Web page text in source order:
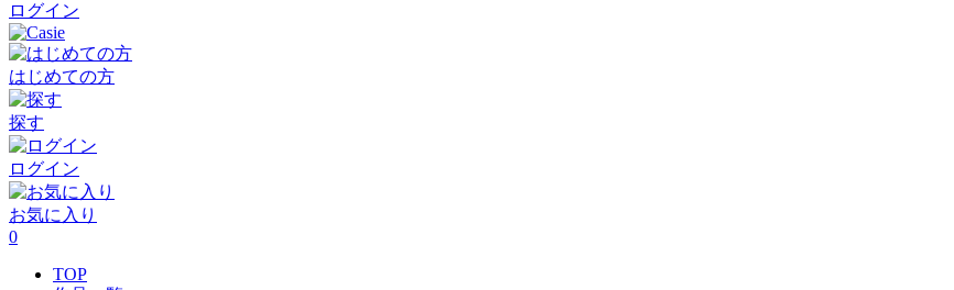
ログイン
はじめての方
探す
ログイン
お気に入り
0
TOP